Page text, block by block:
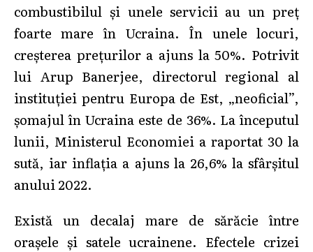
combustibilul și unele servicii au un preț
foarte mare în Ucraina. În unele locuri,
creșterea prețurilor a ajuns la 50%. Potrivit
lui Arup Banerjee, directorul regional al
instituției pentru Europa de Est, „neoficial”,
șomajul în Ucraina este de 36%. La începutul
lunii, Ministerul Economiei a raportat 30 la
sută, iar inflația a ajuns la 26,6% la sfârșitul
anului 2022.
Există un decalaj mare de sărăcie între
orașele și satele ucrainene. Efectele crizei